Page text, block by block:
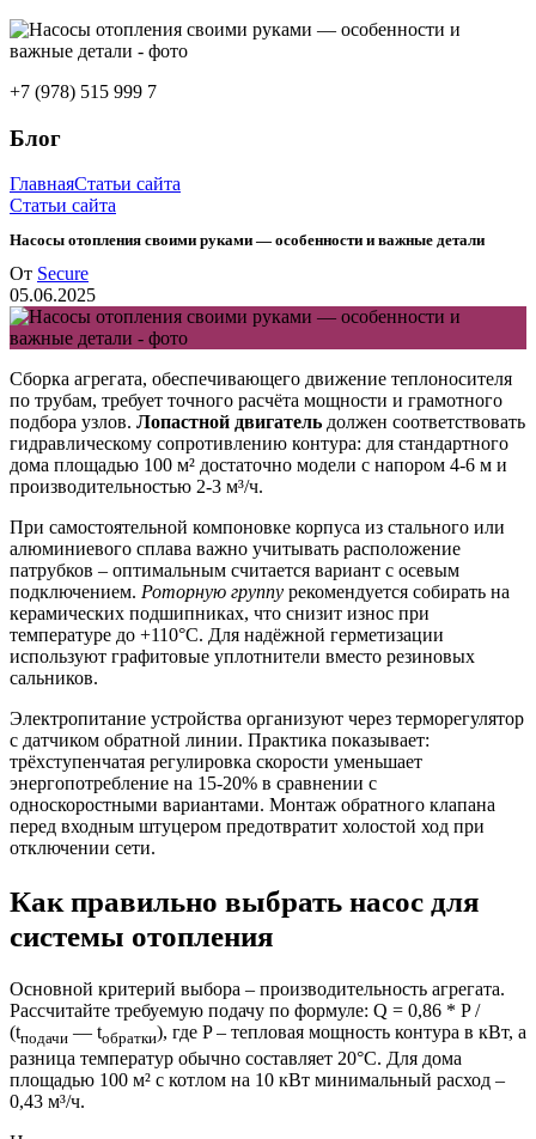
+7 (978) 515 999 7
Блог
ГлавнаяСтатьи сайта
Статьи сайта
Насосы отопления своими руками — особенности и важные детали
От Secure
05.06.2025
Сборка агрегата, обеспечивающего движение теплоносителя
по трубам, требует точного расчёта мощности и грамотного
подбора узлов. Лопастной двигатель должен соответствовать
гидравлическому сопротивлению контура: для стандартного
дома площадью 100 м² достаточно модели с напором 4-6 м и
производительностью 2-3 м³/ч.
При самостоятельной компоновке корпуса из стального или
алюминиевого сплава важно учитывать расположение
патрубков – оптимальным считается вариант с осевым
подключением. Роторную группу рекомендуется собирать на
керамических подшипниках, что снизит износ при
температуре до +110°C. Для надёжной герметизации
используют графитовые уплотнители вместо резиновых
сальников.
Электропитание устройства организуют через терморегулятор
с датчиком обратной линии. Практика показывает:
трёхступенчатая регулировка скорости уменьшает
энергопотребление на 15-20% в сравнении с
односкоростными вариантами. Монтаж обратного клапана
перед входным штуцером предотвратит холостой ход при
отключении сети.
Как правильно выбрать насос для
системы отопления
Основной критерий выбора – производительность агрегата.
Рассчитайте требуемую подачу по формуле: Q = 0,86 * P /
(tподачи — tобратки), где P – тепловая мощность контура в кВт, а
разница температур обычно составляет 20°C. Для дома
площадью 100 м² с котлом на 10 кВт минимальный расход –
0,43 м³/ч.